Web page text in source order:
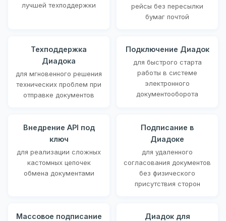
лучшей техподдержки
рейсы без пересылки
бумаг почтой
Техподдержка
Диадока
для мгновенного решения
технических проблем при
отправке документов
Подключение Диадок
для быстрого старта
работы в системе
электронного
документооборота
Внедрение API под
ключ
для реализации сложных
кастомных цепочек
обмена документами
Подписание в
Диадоке
для удаленного
согласования документов
без физического
присутствия сторон
Массовое подписание
Диадок для